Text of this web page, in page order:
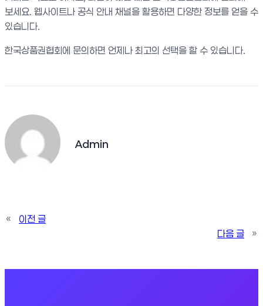
보세요. 웹사이트나 공식 안내 채널을 활용하면 다양한 정보를 얻을 수
있습니다.
한국상품권협회에 문의하면 언제나 최고의 선택을 할 수 있습니다.
Admin
«
이전 글
다음 글
»